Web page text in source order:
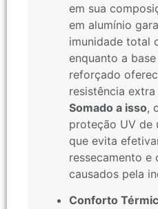
em sua
em alumínio
imunidade total
enquanto a
reforçado
resistência
Somado a isso,
proteção UV de
que evita
ressecamento e
causados pela
Conforto